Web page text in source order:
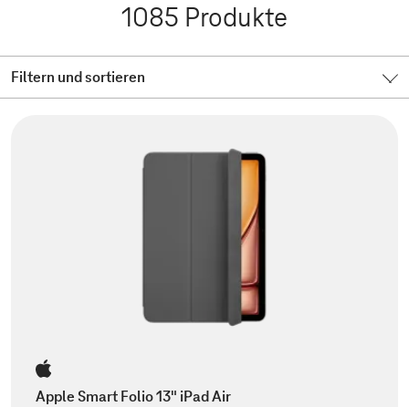
1085 Produkte
Filtern und sortieren
Apple Smart Folio 13" iPad Air